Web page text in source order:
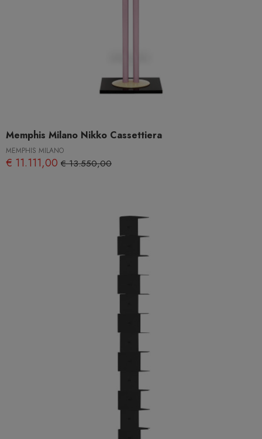
Memphis Milano Nikko Cassettiera
MEMPHIS MILANO
€ 11.111,00 € 13.550,00